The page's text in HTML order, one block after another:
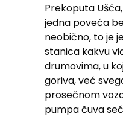
Prekoputa
jedna poveća
neobično, to je
stanica kakvu
drumovima, u
goriva, već
prosečnom
pumpa čuva